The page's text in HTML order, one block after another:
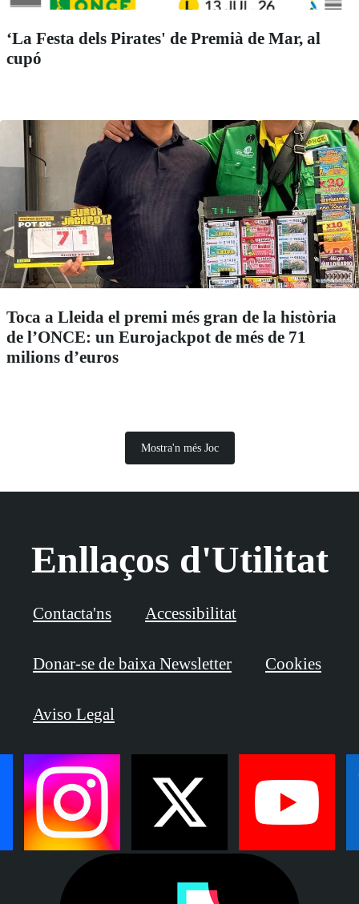
‘La Festa dels Pirates' de Premià de Mar, al
cupó
Toca a Lleida el premi més gran de la història
de l’ONCE: un Eurojackpot de més de 71
milions d’euros
Mostra'n més Joc
Enllaços d'Utilitat
Contacta'ns Accessibilitat
Donar-se de baixa Newsletter Cookies
Aviso Legal